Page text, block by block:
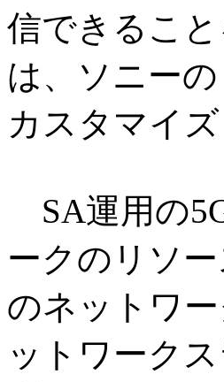
信できるこ
は、ソニー
カスタマイ
SA運用の
ークのリソ
のネットワ
ットワーク